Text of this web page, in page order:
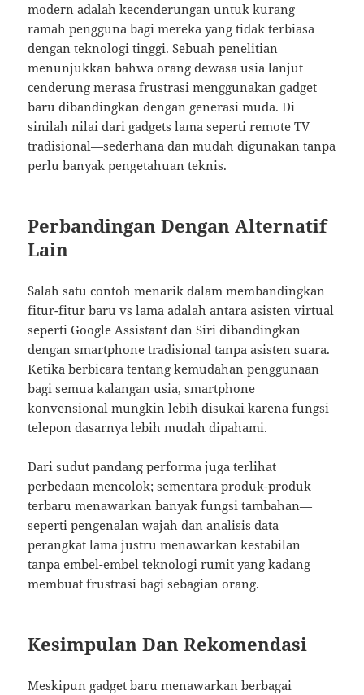
modern adalah kecenderungan untuk kurang
ramah pengguna bagi mereka yang tidak terbiasa
dengan teknologi tinggi. Sebuah penelitian
menunjukkan bahwa orang dewasa usia lanjut
cenderung merasa frustrasi menggunakan gadget
baru dibandingkan dengan generasi muda. Di
sinilah nilai dari gadgets lama seperti remote TV
tradisional—sederhana dan mudah digunakan tanpa
perlu banyak pengetahuan teknis.
Perbandingan Dengan Alternatif
Lain
Salah satu contoh menarik dalam membandingkan
fitur-fitur baru vs lama adalah antara asisten virtual
seperti Google Assistant dan Siri dibandingkan
dengan smartphone tradisional tanpa asisten suara.
Ketika berbicara tentang kemudahan penggunaan
bagi semua kalangan usia, smartphone
konvensional mungkin lebih disukai karena fungsi
telepon dasarnya lebih mudah dipahami.
Dari sudut pandang performa juga terlihat
perbedaan mencolok; sementara produk-produk
terbaru menawarkan banyak fungsi tambahan—
seperti pengenalan wajah dan analisis data—
perangkat lama justru menawarkan kestabilan
tanpa embel-embel teknologi rumit yang kadang
membuat frustrasi bagi sebagian orang.
Kesimpulan Dan Rekomendasi
Meskipun gadget baru menawarkan berbagai